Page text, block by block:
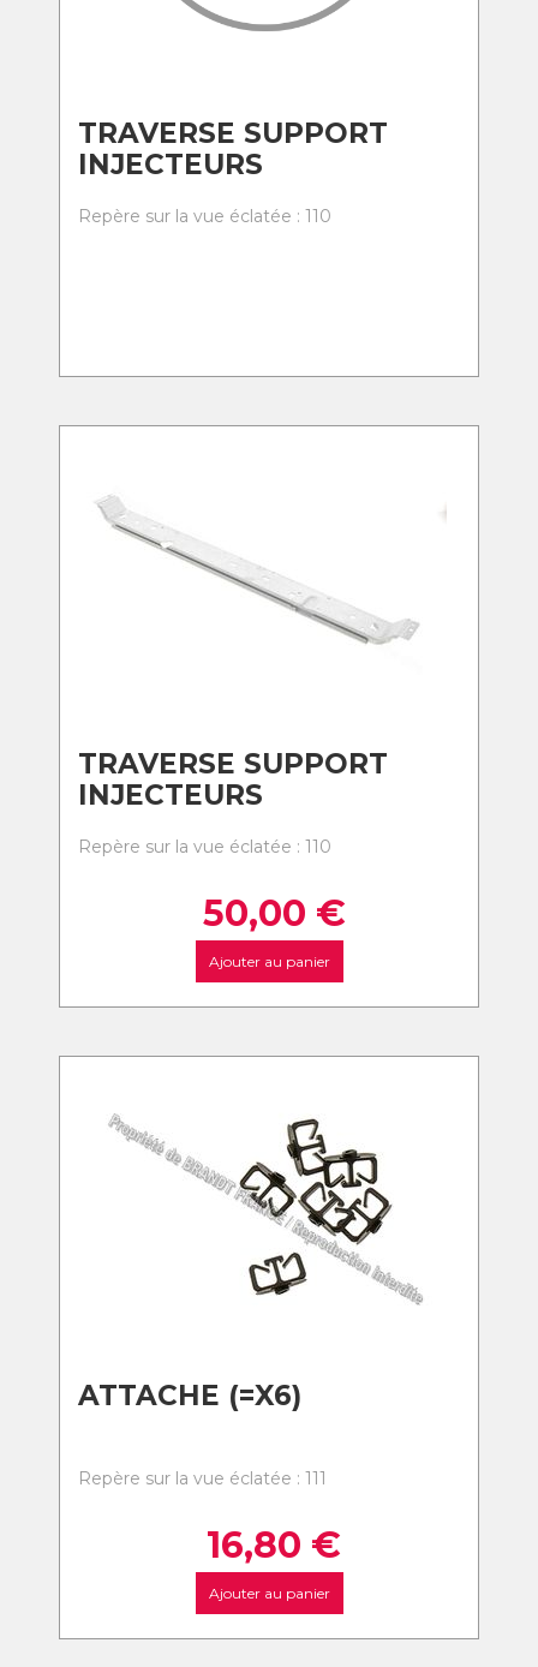
TRAVERSE SUPPORT
INJECTEURS
Repère sur la vue éclatée : 110
TRAVERSE SUPPORT
INJECTEURS
Repère sur la vue éclatée : 110
50,00 €
Ajouter au panier
ATTACHE (=X6)
Repère sur la vue éclatée : 111
16,80 €
Ajouter au panier